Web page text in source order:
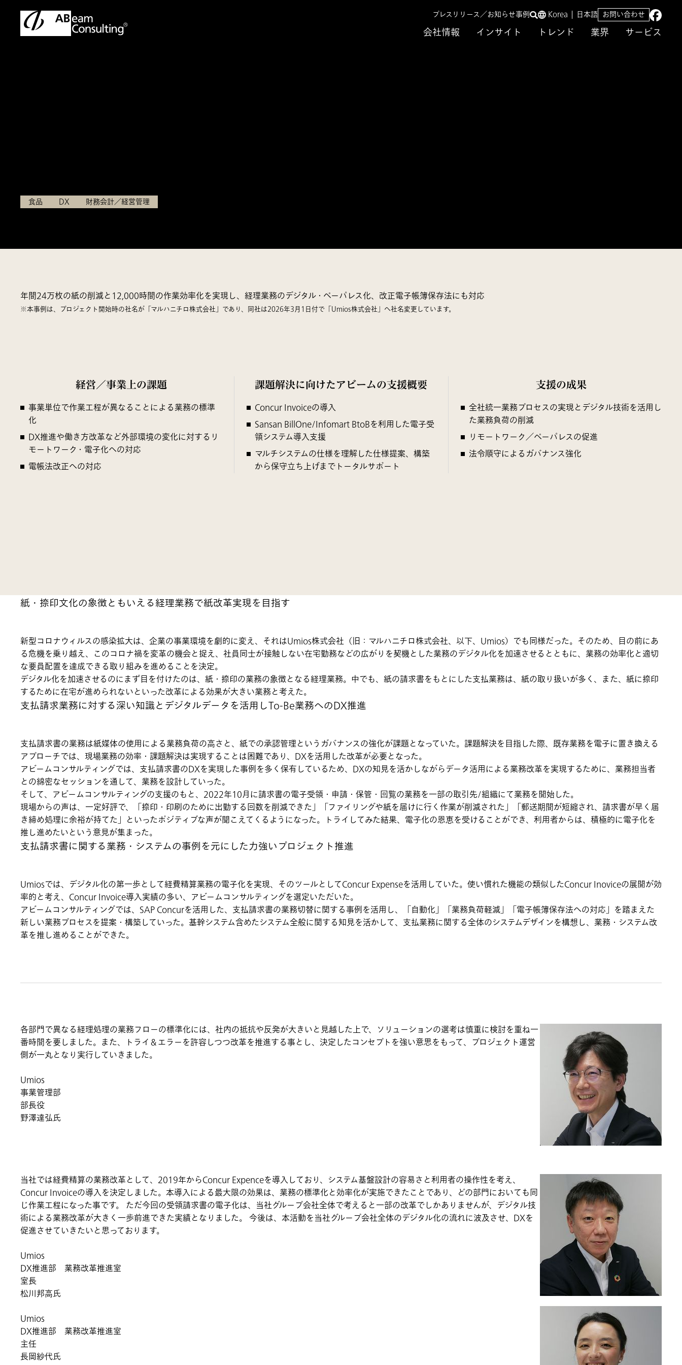
会社情報 インサイト トレンド 業界 サービス
プレスリリース／お知らせ事例 Korea 日本語 お問い合わせ
食品 DX 財務会計／経営管理
年間24万枚の紙の削減と12,000時間の作業効率化を実現し、経理業務のデジタル・ペーパレス化、改正電子帳簿保存法にも対応
※本事例は、プロジェクト開始時の社名が「マルハニチロ株式会社」であり、同社は2026年3月1日付で「Umios株式会社」へ社名変更しています。
経営／事業上の課題
事業単位で作業工程が異なることによる業務の標準
化
DX推進や働き方改革など外部環境の変化に対するリ
モートワーク・電子化への対応
電帳法改正​への対応
課題解決に向けたアビームの支援概要
Concur Invoiceの導入
Sansan BillOne/Infomart BtoBを利用した電子受
領システム導入支援
マルチシステムの仕様を理解した仕様提案、構築
から保守立ち上げまでトータルサポート
支援の成果
全社統一業務プロセスの実現とデジタル技術を活用し
た業務負荷の削減
リモートワーク／ペーパレスの促進
法令順守によるガバナンス強化
紙・捺印文化の象徴ともいえる経理業務で紙改革実現を目指す
新型コロナウィルスの感染拡大は、企業の事業環境を劇的に変え、それはUmios株式会社（旧：マルハニチロ株式会社、以下、Umios）でも同様だった。そのため、目の前にあ
る危機を乗り越え、このコロナ禍を変革の機会と捉え、社員同士が接触しない在宅勤務などの広がりを契機とした業務のデジタル化を加速させるとともに、業務の効率化と適切
な要員配置を達成できる取り組みを進めることを決定。
デジタル化を加速させるのにまず目を付けたのは、紙・捺印の業務の象徴となる経理業務。中でも、紙の請求書をもとにした支払業務は、紙の取り扱いが多く、また、紙に捺印
するために在宅が進められないといった改革による効果が大きい業務と考えた。
支払請求業務に対する深い知識とデジタルデータを活用しTo-Be業務へのDX推進
支払請求書の業務は紙媒体の使用による業務負荷の高さと、紙での承認管理というガバナンスの強化が課題となっていた。課題解決を目指した際、既存業務を電子に置き換える
アプローチでは、現場業務の効率・課題解決は実現することは困難であり、DXを活用した改革が必要となった。
アビームコンサルティングでは、支払請求書のDXを実現した事例を多く保有しているため、DXの知見を活かしながらデータ活用による業務改革を実現するために、業務担当者
との綿密なセッションを通して、業務を設計していった。
そして、アビームコンサルティングの支援のもと、2022年10月に請求書の電子受領・申請・保管・回覧の業務を一部の取引先/組織にて業務を開始した。
現場からの声は、一定好評で、「捺印・印刷のために出勤する回数を削減できた」「ファイリングや紙を届けに行く作業が削減された」「郵送期間が短縮され、請求書が早く届
き締め処理に余裕が持てた」といったポジティブな声が聞こえてくるようになった。トライしてみた結果、電子化の恩恵を受けることができ、利用者からは、積極的に電子化を
推し進めたいという意見が集まった。
支払請求書に関する業務・システムの事例を元にした力強いプロジェクト推進
Umiosでは、デジタル化の第一歩として経費精算業務の電子化を実現、そのツールとしてConcur Expenseを活用していた。使い慣れた機能の類似したConcur Inoviceの展開が効
率的と考え、Concur Invoice導入実績の多い、アビームコンサルティングを選定いただいた。
アビームコンサルティングでは、SAP Concurを活用した、支払請求書の業務切替に関する事例を活用し、「自動化」「業務負荷軽減」「電子帳簿保存法への対応」を踏まえた
新しい業務プロセスを提案・構築していった。基幹システム含めたシステム全般に関する知見を活かして、支払業務に関する全体のシステムデザインを構想し、業務・システム改
革を推し進めることができた。
各部門で異なる経理処理の業務フローの標準化には、社内の抵抗や反発が大きいと見越した上で、ソリューションの選考は慎重に検討を重ね一
番時間を要しました。また、トライ＆エラーを許容しつつ改革を推進する事とし、決定したコンセプトを強い意思をもって、プロジェクト運営
側が一丸となり実行していきました。
Umios
事業管理部
部長役
野澤達弘氏
当社では経費精算の業務改革として、2019年からConcur Expenceを導入しており、システム基盤設計の容易さと利用者の操作性を考え、
Concur Invoiceの導入を決定しました。本導入による最大限の効果は、業務の標準化と効率化が実施できたことであり、どの部門においても同
じ作業工程になった事です。 ただ今回の受領請求書の電子化は、当社グループ会社全体で考えると一部の改革でしかありませんが、デジタル技
術による業務改革が大きく一歩前進できた実績となりました。 今後は、本活動を当社グループ会社全体のデジタル化の流れに波及させ、DXを
促進させていきたいと思っております。
Umios
DX推進部 業務改革推進室
室長
松川邦高氏
Umios
DX推進部 業務改革推進室
主任
長岡紗代氏